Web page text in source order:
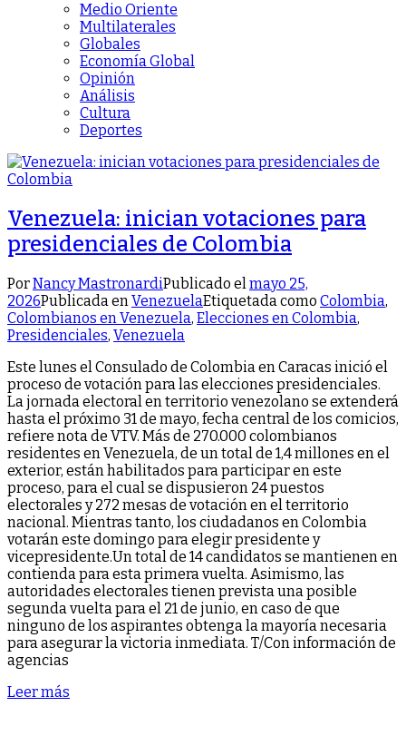
Medio Oriente
Multilaterales
Globales
Economía Global
Opinión
Análisis
Cultura
Deportes
Venezuela: inician votaciones para
presidenciales de Colombia
PorNancy MastronardiPublicado elmayo 25,
2026Publicada enVenezuelaEtiquetada como Colombia,
Colombianos en Venezuela, Elecciones en Colombia,
Presidenciales, Venezuela
Este lunes el Consulado de Colombia en Caracas inició el
proceso de votación para las elecciones presidenciales.
La jornada electoral en territorio venezolano se extenderá
hasta el próximo 31 de mayo, fecha central de los comicios,
refiere nota de VTV. Más de 270.000 colombianos
residentes en Venezuela, de un total de 1,4 millones en el
exterior, están habilitados para participar en este
proceso, para el cual se dispusieron 24 puestos
electorales y 272 mesas de votación en el territorio
nacional. Mientras tanto, los ciudadanos en Colombia
votarán este domingo para elegir presidente y
vicepresidente.Un total de 14 candidatos se mantienen en
contienda para esta primera vuelta. Asimismo, las
autoridades electorales tienen prevista una posible
segunda vuelta para el 21 de junio, en caso de que
ninguno de los aspirantes obtenga la mayoría necesaria
para asegurar la victoria inmediata. T/Con información de
agencias
Leer más